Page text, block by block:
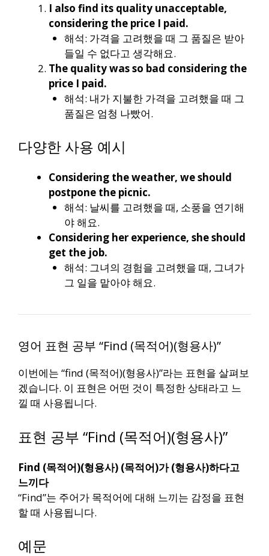
I also find its quality unacceptable,
considering the price I paid.
해석: 가격을 고려했을 때 그 품질은 받아
들일 수 없다고 생각해요.
The quality was so bad considering the
price I paid.
해석: 내가 지불한 가격을 고려했을 때 그
품질은 엄청 나빴어.
다양한 사용 예시
Considering the weather, we should
postpone the picnic.
해석: 날씨를 고려했을 때, 소풍을 연기해
야 해요.
Considering her experience, she should
get the job.
해석: 그녀의 경험을 고려했을 때, 그녀가
그 일을 맡아야 해요.
영어 표현 공부 “Find (목적어)(형용사)”
이번에는 “find (목적어)(형용사)”라는 표현을 살펴보
겠습니다. 이 표현은 어떤 것이 특정한 상태라고 느
낄 때 사용됩니다.
표현 공부 “Find (목적어)(형용사)”
Find (목적어)(형용사) (목적어)가 (형용사)하다고
느끼다
“Find”는 주어가 목적어에 대해 느끼는 감정을 표현
할 때 사용됩니다.
예문